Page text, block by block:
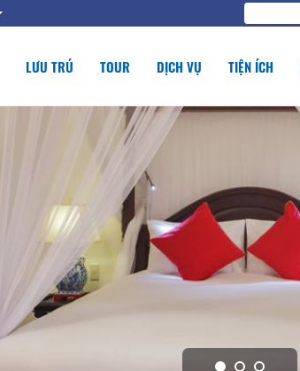
LƯU TRÚ TOUR DỊCH VỤ TIỆN ÍCH